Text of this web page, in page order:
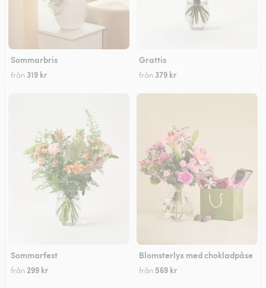
Sommarbris
från 319 kr
Grattis
från 379 kr
Sommarfest
från 299 kr
Blomsterlyx med chokladpåse
från 569 kr